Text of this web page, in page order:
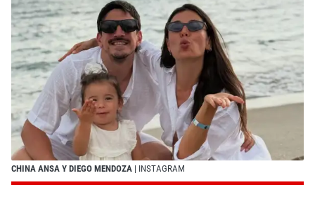
CHINA ANSA Y DIEGO MENDOZA | INSTAGRAM